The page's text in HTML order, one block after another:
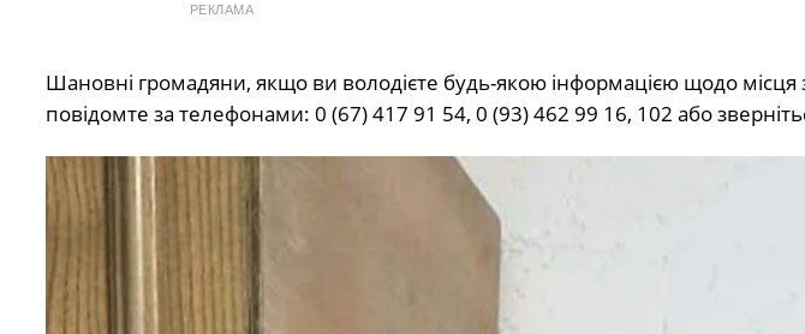
РЕКЛАМА
Шановні громадяни, якщо ви володієте будь-якою інформацією щодо
повідомте за телефонами: 0 (67) 417 91 54, 0 (93) 462 99 16, 102 або